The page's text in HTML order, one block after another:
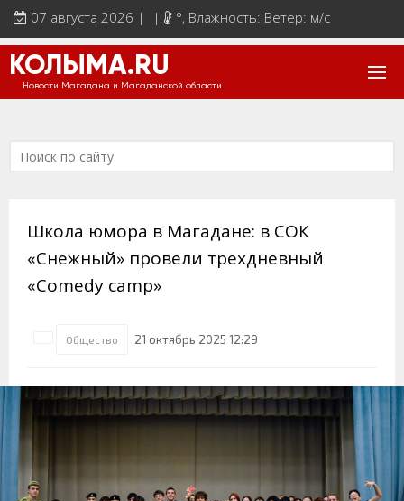
07 августа 2026 | | °, Влажность: Ветер: м/с
КОЛЫМА.RU
Новости Магадана и Магаданской области
Школа юмора в Магадане: в СОК
«Снежный» провели трехдневный
«Comedy camp»
Общество 21 октябрь 2025 12:29